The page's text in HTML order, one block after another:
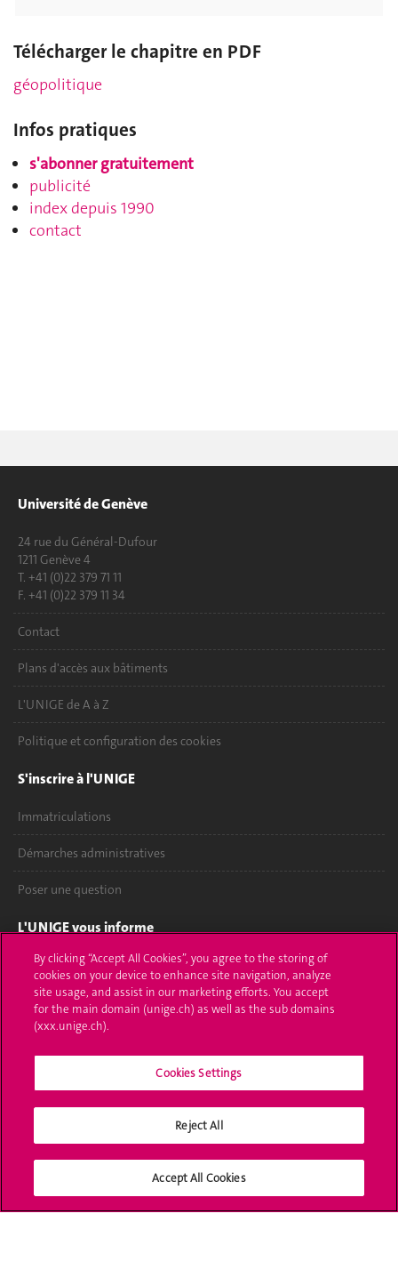
Télécharger le chapitre en PDF
géopolitique
Infos pratiques
s'abonner gratuitement
publicité
index depuis 1990
contact
Université de Genève
24 rue du Général-Dufour
1211 Genève 4
T. +41 (0)22 379 71 11
F. +41 (0)22 379 11 34
Contact
Plans d'accès aux bâtiments
L'UNIGE de A à Z
Politique et configuration des cookies
S'inscrire à l'UNIGE
Immatriculations
Démarches administratives
Poser une question
L'UNIGE vous informe
UNIGE Mobile
Médias
Offres d'emploi
Calendrier académique
Médias sociaux UNIGE
By clicking “Accept All Cookies”, you agree to the storing of
cookies on your device to enhance site navigation, analyze
site usage, and assist in our marketing efforts. You accept
for the main domain (unige.ch) as well as the sub domains
(xxx.unige.ch).
Cookies Settings
Reject All
Accept All Cookies